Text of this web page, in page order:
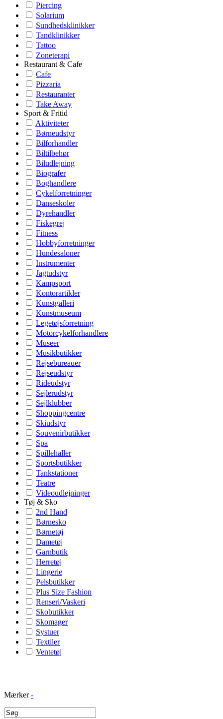
Piercing
Solarium
Sundhedsklinikker
Tandklinikker
Tattoo
Zoneterapi
Restaurant & Cafe
Cafe
Pizzaria
Restauranter
Take Away
Sport & Fritid
Aktiviteter
Børneudstyr
Bilforhandler
Biltilbehør
Biludlejning
Biografer
Boghandlere
Cykelforretninger
Danseskoler
Dyrehandler
Fiskegrej
Fitness
Hobbyforretninger
Hundesaloner
Instrumenter
Jagtudstyr
Kampsport
Kontorartikler
Kunstgalleri
Kunstmuseum
Legetøjsforretning
Motorcykelforhandlere
Museer
Musikbutikker
Rejsebureauer
Rejseudstyr
Rideudstyr
Sejlerudstyr
Sejlklubber
Shoppingcentre
Skiudstyr
Souvenirbutikker
Spa
Spillehaller
Sportsbutikker
Tankstationer
Teatre
Videoudlejninger
Tøj & Sko
2nd Hand
Børnesko
Børnetøj
Dametøj
Garnbutik
Herretøj
Lingerie
Pelsbutikker
Plus Size Fashion
Renseri/Vaskeri
Skobutikker
Skomager
Systuer
Textiler
Ventetøj
Mærker -